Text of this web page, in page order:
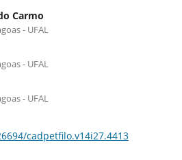
Carmo
- UFAL
- UFAL
- UFAL
cadpetfilo.v14i27.4413